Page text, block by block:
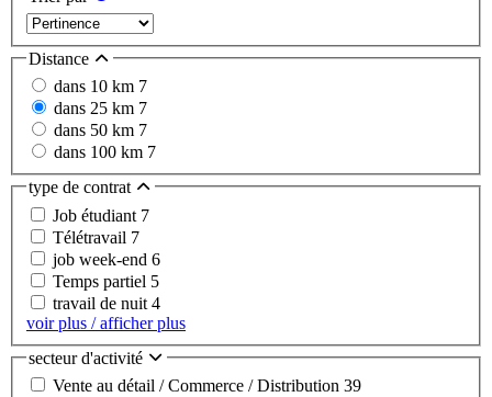
Distance
dans 10 km 7
dans 25 km 7
dans 50 km 7
dans 100 km 7
type de contrat
Job étudiant 7
Télétravail 7
job week-end 6
Temps partiel 5
travail de nuit 4
voir plus / afficher plus
secteur d'activité
Vente au détail / Commerce / Distribution 39